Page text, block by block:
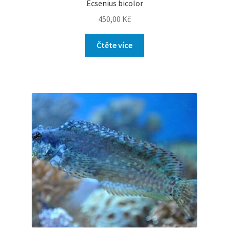
Ecsenius bicolor
450,00 Kč
Čtěte více